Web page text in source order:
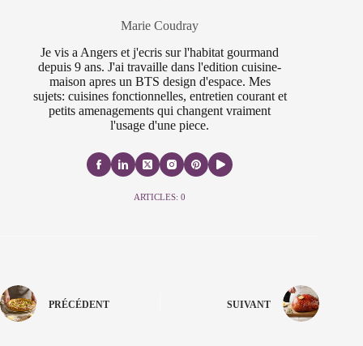
Marie Coudray
Je vis a Angers et j'ecris sur l'habitat gourmand
depuis 9 ans. J'ai travaille dans l'edition cuisine-
maison apres un BTS design d'espace. Mes
sujets: cuisines fonctionnelles, entretien courant et
petits amenagements qui changent vraiment
l'usage d'une piece.
ARTICLES: 0
PRÉCÉDENT SUIVANT